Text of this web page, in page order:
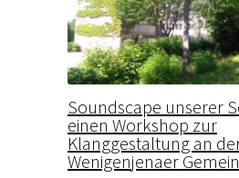
Soundscape unserer
einen Workshop zur
Klanggestaltung an
Wenigenjenaer